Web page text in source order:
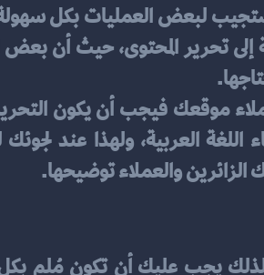
الزائرين والعملاء توضيحها.